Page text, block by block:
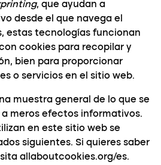
, que ayudan a
desde el que navega el
estas tecnologías funcionan
cookies para recopilar y
bien para proporcionar
o servicios en el sitio web.
muestra general de lo que se
a meros efectos informativos.
en este sitio web se
siguientes. Si quieres saber
allaboutcookies.org/es.